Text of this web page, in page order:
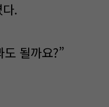
.
될까요?”